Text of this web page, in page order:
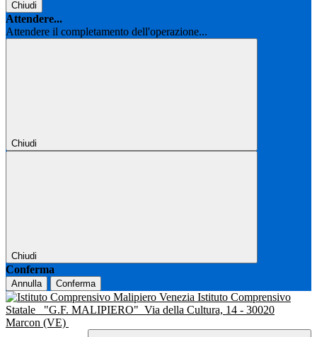
Chiudi
Attendere...
Attendere il completamento dell'operazione...
Chiudi
Chiudi
Conferma
Annulla Conferma
Istituto Comprensivo
Statale
"G.F. MALIPIERO" Via della Cultura, 14 - 30020
Marcon (VE)